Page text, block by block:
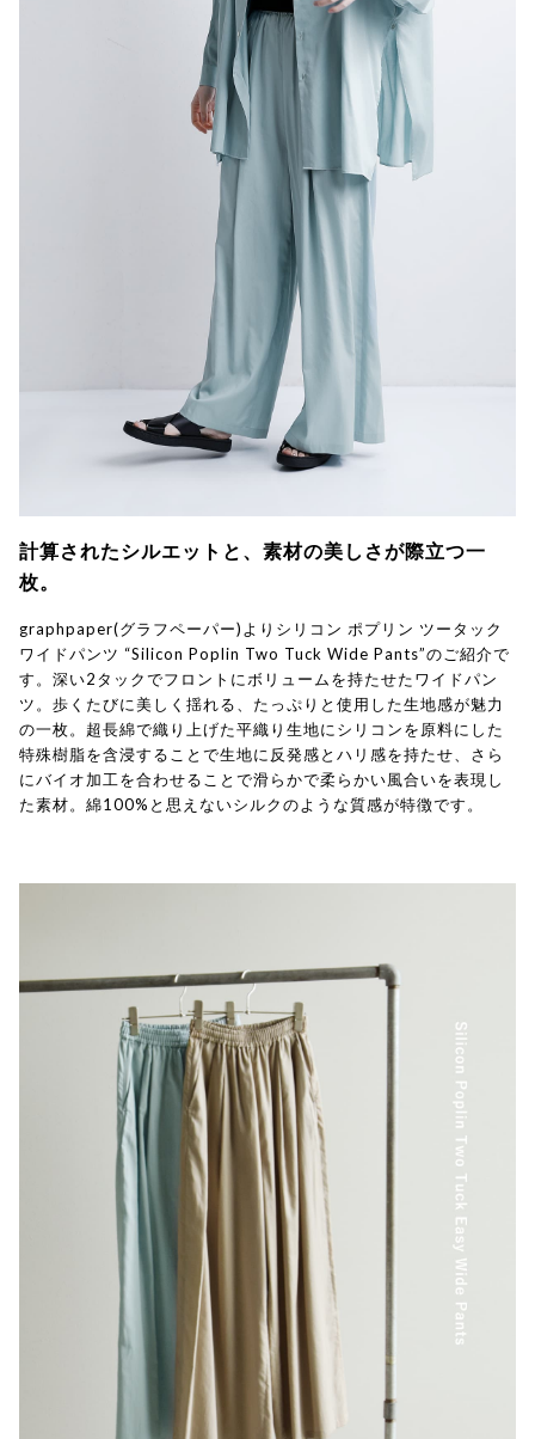
計算されたシルエットと、素材の美しさが際立つ一
枚。
graphpaper(グラフペーパー)よりシリコン ポプリン ツータック
ワイドパンツ “Silicon Poplin Two Tuck Wide Pants”のご紹介で
す。深い2タックでフロントにボリュームを持たせたワイドパン
ツ。歩くたびに美しく揺れる、たっぷりと使用した生地感が魅力
の一枚。超長綿で織り上げた平織り生地にシリコンを原料にした
特殊樹脂を含浸することで生地に反発感とハリ感を持たせ、さら
にバイオ加工を合わせることで滑らかで柔らかい風合いを表現し
た素材。綿100%と思えないシルクのような質感が特徴です。